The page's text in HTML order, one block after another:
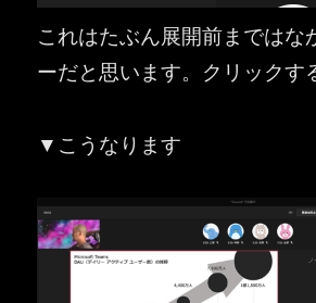
これはたぶん展開前まではな
ーだと思います。クリックす
▼こうなります